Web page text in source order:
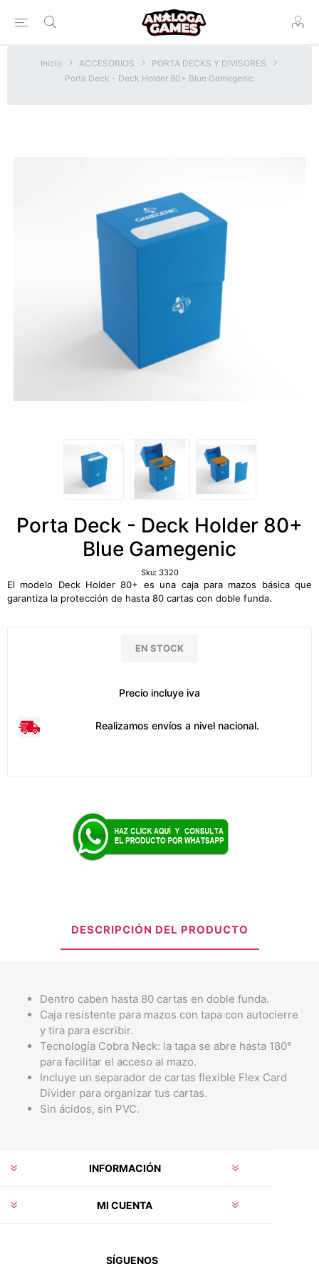
Inicio ACCESORIOS
PORTA DECKS Y DIVISORES
Porta Deck - Deck Holder 80+ Blue Gamegenic
Porta Deck - Deck Holder 80+
Blue Gamegenic
Sku: 3320
El modelo Deck Holder 80+ es una caja para mazos básica que
garantiza la protección de hasta 80 cartas con doble funda.
EN STOCK
Precio incluye iva
Realizamos envíos a nivel nacional.
DESCRIPCIÓN DEL PRODUCTO
Dentro caben hasta 80 cartas en doble funda.
Caja resistente para mazos con tapa con autocierre
y tira para escribir.
Tecnología Cobra Neck: la tapa se abre hasta 180°
para facilitar el acceso al mazo.
Incluye un separador de cartas flexible Flex Card
Divider para organizar tus cartas.
Sin ácidos, sin PVC.
INFORMACIÓN
MI CUENTA
SÍGUENOS